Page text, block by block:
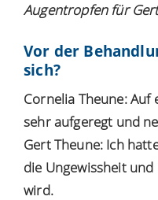
Augentropfen für
Vor der
sich?
Cornelia Theune: Auf
sehr aufgeregt und
Gert Theune: Ich
die Ungewissheit
wird.